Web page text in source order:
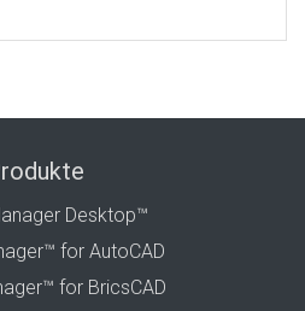
Desktop™
for AutoCAD
for BricsCAD